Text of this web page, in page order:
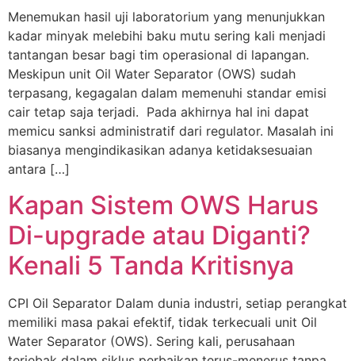
Menemukan hasil uji laboratorium yang menunjukkan
kadar minyak melebihi baku mutu sering kali menjadi
tantangan besar bagi tim operasional di lapangan.
Meskipun unit Oil Water Separator (OWS) sudah
terpasang, kegagalan dalam memenuhi standar emisi
cair tetap saja terjadi. Pada akhirnya hal ini dapat
memicu sanksi administratif dari regulator. Masalah ini
biasanya mengindikasikan adanya ketidaksesuaian
antara […]
Kapan Sistem OWS Harus
Di-upgrade atau Diganti?
Kenali 5 Tanda Kritisnya
CPI Oil Separator Dalam dunia industri, setiap perangkat
memiliki masa pakai efektif, tidak terkecuali unit Oil
Water Separator (OWS). Sering kali, perusahaan